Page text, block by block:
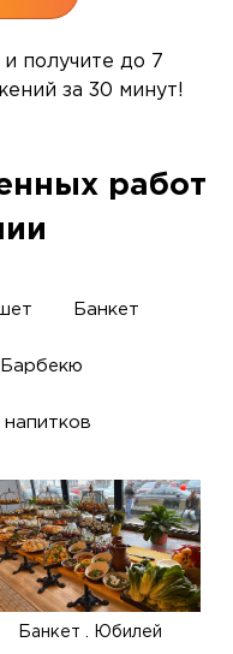
получите до 7
за 30 минут!
работ
Банкет
Барбекю
Банкет . Юбилей